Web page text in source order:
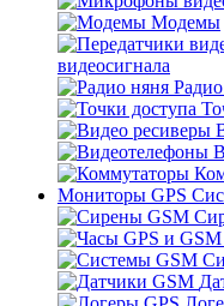
Модемы
видеосигнала
Мониторы GPS